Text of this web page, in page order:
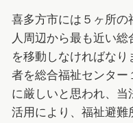
喜多方市には５ヶ所の
人周辺から最も近い
を移動しなければな
者を総合福祉センター
に厳しいと思われ、
活用により、福祉避難